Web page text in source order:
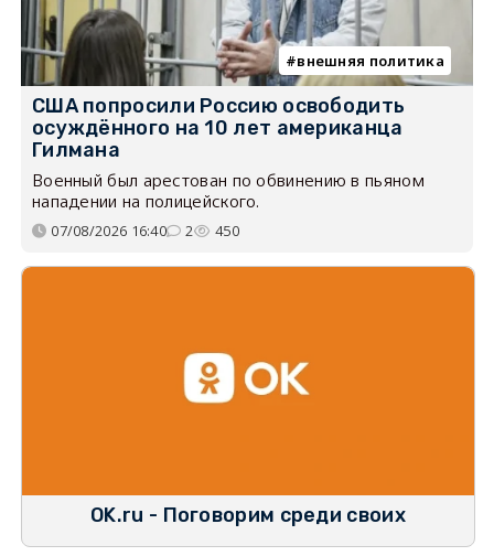
внешняя политика
США попросили Россию освободить
осуждённого на 10 лет американца
Гилмана
Военный был арестован по обвинению в пьяном
нападении на полицейского.
07/08/2026 16:40 2 450
OK.ru - Поговорим среди своих